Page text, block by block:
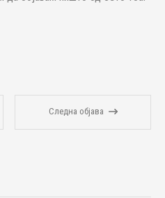
Следна објава